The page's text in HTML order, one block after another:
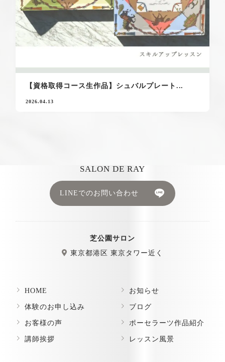
【資格取得コース生作品】シュバルプレート...
2026.04.13
SALON DE RAY
LINEでのお問い合わせ
芝公園サロン
東京都港区 東京タワー近く
HOME
体験のお申し込み
お客様の声
講師挨拶
お知らせ
ブログ
ポーセラーツ作品紹介
レッスン風景